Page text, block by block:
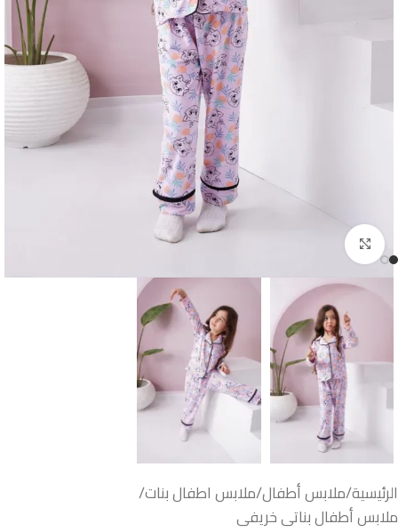
اضغط للتكبير
الرئيسية/ملابس أطفال/ملابس اطفال بنات/
ملابس أطفال بناتى خريفى